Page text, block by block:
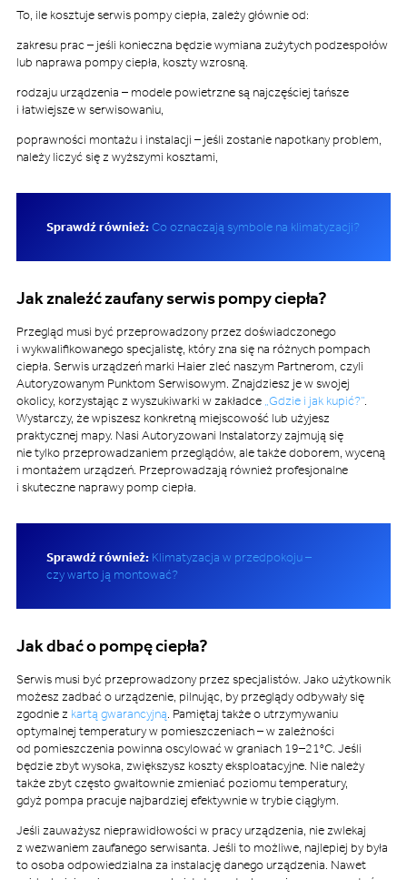
To, ile kosztuje serwis pompy ciepła, zależy głównie od:
zakresu prac – jeśli konieczna będzie wymiana zużytych podzespołów
lub naprawa pompy ciepła, koszty wzrosną.
rodzaju urządzenia – modele powietrzne są najczęściej tańsze
i łatwiejsze w serwisowaniu,
poprawności montażu i instalacji – jeśli zostanie napotkany problem,
należy liczyć się z wyższymi kosztami,
Sprawdź również:Co oznaczają symbole na klimatyzacji?
Jak znaleźć zaufany serwis pompy ciepła?
Przegląd musi być przeprowadzony przez doświadczonego
i wykwalifikowanego specjalistę, który zna się na różnych pompach
ciepła. Serwis urządzeń marki Haier zleć naszym Partnerom, czyli
Autoryzowanym Punktom Serwisowym. Znajdziesz je w swojej
okolicy, korzystając z wyszukiwarki w zakładce „Gdzie i jak kupić?”.
Wystarczy, że wpiszesz konkretną miejscowość lub użyjesz
praktycznej mapy. Nasi Autoryzowani Instalatorzy zajmują się
nie tylko przeprowadzaniem przeglądów, ale także doborem, wyceną
i montażem urządzeń. Przeprowadzają również profesjonalne
i skuteczne naprawy pomp ciepła.
Sprawdź również: Klimatyzacja w przedpokoju –
czy warto ją montować?
Jak dbać o pompę ciepła?
Serwis musi być przeprowadzony przez specjalistów. Jako użytkownik
możesz zadbać o urządzenie, pilnując, by przeglądy odbywały się
zgodnie z kartą gwarancyjną. Pamiętaj także o utrzymywaniu
optymalnej temperatury w pomieszczeniach – w zależności
od pomieszczenia powinna oscylować w graniach 19–21°C. Jeśli
będzie zbyt wysoka, zwiększysz koszty eksploatacyjne. Nie należy
także zbyt często gwałtownie zmieniać poziomu temperatury,
gdyż pompa pracuje najbardziej efektywnie w trybie ciągłym.
Jeśli zauważysz nieprawidłowości w pracy urządzenia, nie zwlekaj
z wezwaniem zaufanego serwisanta. Jeśli to możliwe, najlepiej by była
to osoba odpowiedzialna za instalację danego urządzenia. Nawet